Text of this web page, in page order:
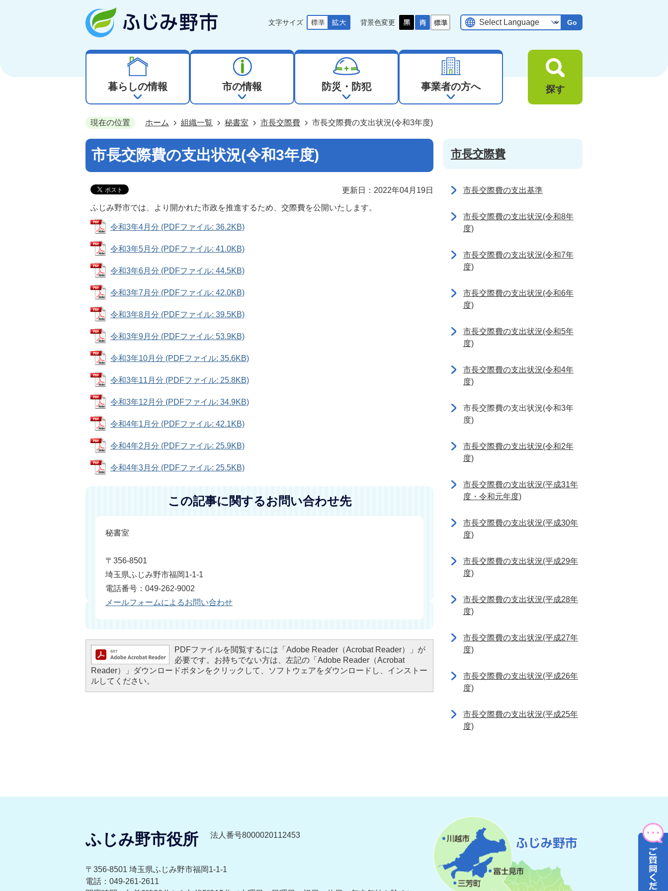
文字サイズ 背景色変更 Go
暮らしの情報 市の情報 防災・防犯 事業者の方へ 探す
現在の位置 ホーム 組織一覧 秘書室 市長交際費 市長交際費の支出状況(令和3年度)
市長交際費の支出状況(令和3年度)
更新日：2022年04月19日
ふじみ野市では、より開かれた市政を推進するため、交際費を公開いたします。
令和3年4月分 (PDFファイル: 36.2KB)
令和3年5月分 (PDFファイル: 41.0KB)
令和3年6月分 (PDFファイル: 44.5KB)
令和3年7月分 (PDFファイル: 42.0KB)
令和3年8月分 (PDFファイル: 39.5KB)
令和3年9月分 (PDFファイル: 53.9KB)
令和3年10月分 (PDFファイル: 35.6KB)
令和3年11月分 (PDFファイル: 25.8KB)
令和3年12月分 (PDFファイル: 34.9KB)
令和4年1月分 (PDFファイル: 42.1KB)
令和4年2月分 (PDFファイル: 25.9KB)
令和4年3月分 (PDFファイル: 25.5KB)
この記事に関するお問い合わせ先
秘書室
〒356-8501
埼玉県ふじみ野市福岡1-1-1
電話番号：049-262-9002
メールフォームによるお問い合わせ
PDFファイルを閲覧するには「Adobe Reader（Acrobat Reader）」が
必要です。お持ちでない方は、左記の「Adobe Reader（Acrobat
Reader）」ダウンロードボタンをクリックして、ソフトウェアをダウンロードし、インストー
ルしてください。
市長交際費
市長交際費の支出基準
市長交際費の支出状況(令和8年
度)
市長交際費の支出状況(令和7年
度)
市長交際費の支出状況(令和6年
度)
市長交際費の支出状況(令和5年
度)
市長交際費の支出状況(令和4年
度)
市長交際費の支出状況(令和3年
度)
市長交際費の支出状況(令和2年
度)
市長交際費の支出状況(平成31年
度・令和元年度)
市長交際費の支出状況(平成30年
度)
市長交際費の支出状況(平成29年
度)
市長交際費の支出状況(平成28年
度)
市長交際費の支出状況(平成27年
度)
市長交際費の支出状況(平成26年
度)
市長交際費の支出状況(平成25年
度)
ふじみ野市役所 法人番号8000020112453
〒356-8501 埼玉県ふじみ野市福岡1-1-1
電話：049-261-2611